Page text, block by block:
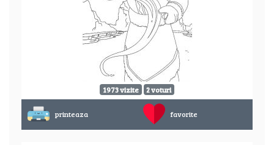
1973 vizite 2 voturi
printeaza favorite